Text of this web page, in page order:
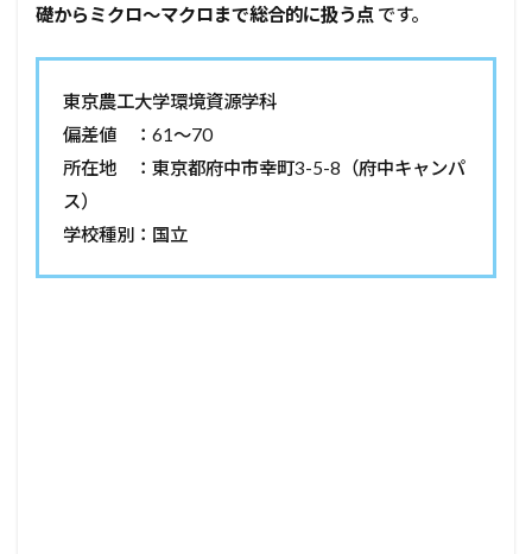
礎からミクロ〜マクロまで総合的に扱う点 です。
東京農工大学環境資源学科
偏差値 ：61～70
所在地 ：東京都府中市幸町3-5-8（府中キャンパ
ス）
学校種別：国立